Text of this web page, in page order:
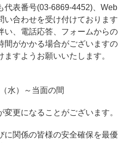
代表番号(03-6869-4452)、Web
い合わせを受け付けております
い、電話応答、フォームからの
間がかかる場合がございますの
すようお願いいたします。
水）～当面の間
更になることがございます。
に関係の皆様の安全確保を最優